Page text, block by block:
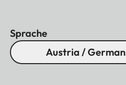
Sprache
Austria / German